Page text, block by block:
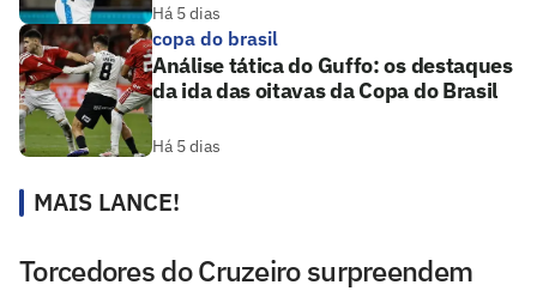
Há 5 dias
copa do brasil
Análise tática do Guffo: os destaques
da ida das oitavas da Copa do Brasil
Há 5 dias
MAIS LANCE!
Torcedores do Cruzeiro surpreendem